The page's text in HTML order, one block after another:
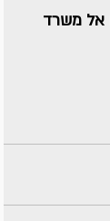
אל משרד